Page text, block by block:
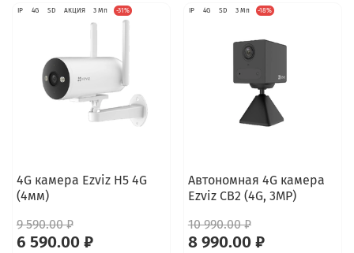
IP 4G SD АКЦИЯ 3 Мп -31%
4G камера Ezviz H5 4G
(4мм)
9 590.00 ₽
6 590.00 ₽
IP 4G SD 3 Мп -18%
Автономная 4G камера
Ezviz CB2 (4G, 3MP)
10 990.00 ₽
8 990.00 ₽